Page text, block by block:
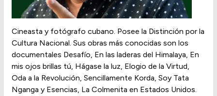
Cineasta y fotógrafo cubano. Posee la Distinción por la
Cultura Nacional. Sus obras más conocidas son los
documentales Desafío, En las laderas del Himalaya, En
mis ojos brillas tú, Hágase la luz, Elogio de la Virtud,
Oda a la Revolución, Sencillamente Korda, Soy Tata
Nganga y Esencias, La Colmenita en Estados Unidos.